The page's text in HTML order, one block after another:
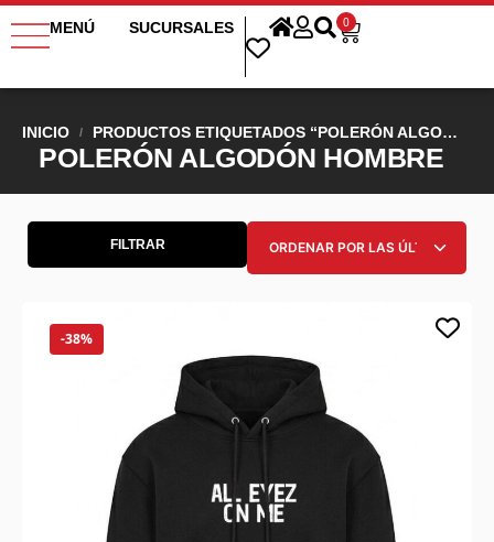
MENÚ SUCURSALES 0
INICIO / PRODUCTOS ETIQUETADOS “POLERÓN ALGODÓN HOMBRE”
POLERÓN ALGODÓN HOMBRE
FILTRAR
-38%